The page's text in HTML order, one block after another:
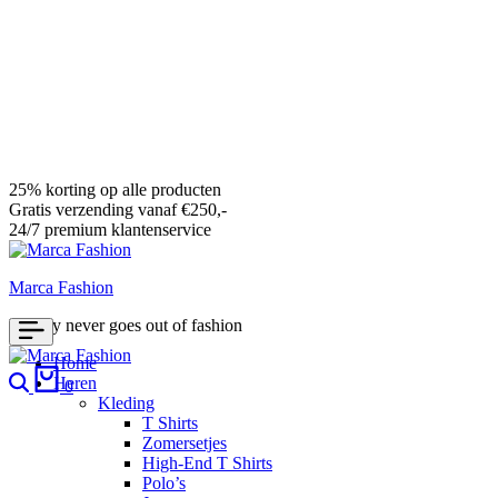
25% korting op alle producten
Gratis verzending vanaf €250,-
24/7 premium klantenservice
Marca Fashion
Luxury never goes out of fashion
Home
Heren
Kleding
T Shirts
Zomersetjes
High-End T Shirts
Polo’s
Search
0
Cart